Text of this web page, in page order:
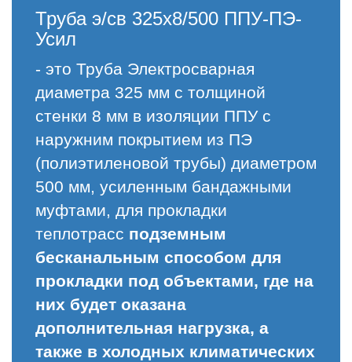
Труба э/св 325х8/500 ППУ-ПЭ-
Усил
- это Труба Электросварная
диаметра 325 мм с толщиной
стенки 8 мм в изоляции ППУ с
наружним покрытием из ПЭ
(полиэтиленовой трубы) диаметром
500 мм, усиленным бандажными
муфтами, для прокладки
теплотрасс подземным
бесканальным способом для
прокладки под объектами, где на
них будет оказана
дополнительная нагрузка, а
также в холодных климатических